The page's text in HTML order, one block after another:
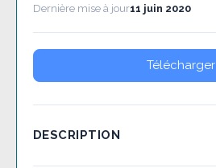
Dernière mise à jour11 juin 2020
Télécharger
DESCRIPTION